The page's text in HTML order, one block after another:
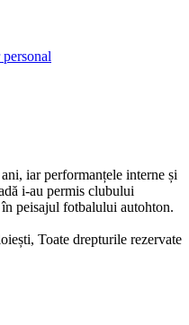
iar performanțele interne și
i-au permis clubului
peisajul fotbalului autohton.
Toate drepturile rezervate